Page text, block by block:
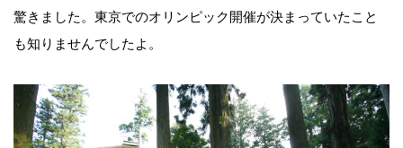
驚きました。東京でのオリンピック開催が決まっていたこと
も知りませんでしたよ。